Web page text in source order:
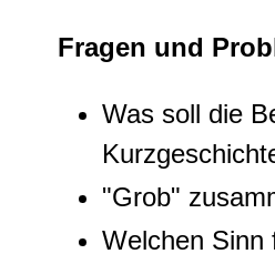
Fragen und
Was soll die
"Grob"
Welchen Sinn